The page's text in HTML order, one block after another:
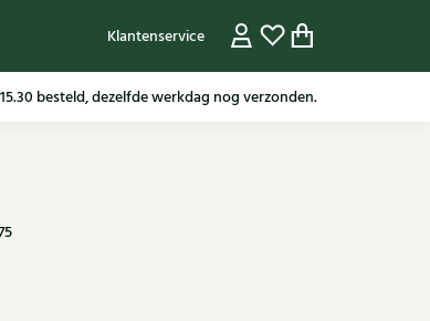
Klantenservice
besteld, dezelfde werkdag nog verzonden.
in NL vanaf 79,95* m.u.v sale artikelen.